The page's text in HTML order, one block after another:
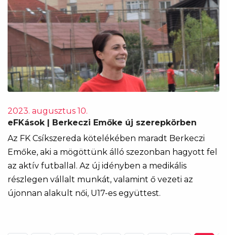
2023. augusztus 10.
eFKások | Berkeczi Emőke új szerepkörben
Az FK Csíkszereda kötelékében maradt Berkeczi
Emőke, aki a mögöttünk álló szezonban hagyott fel
az aktív futballal. Az új idényben a medikális
részlegen vállalt munkát, valamint ő vezeti az
újonnan alakult női, U17-es együttest.